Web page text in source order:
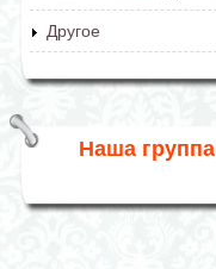
Другое
Наша группа